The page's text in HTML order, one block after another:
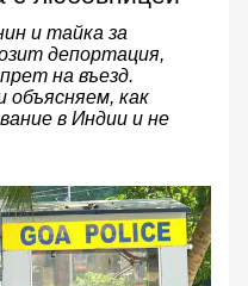
и тайка за
депортация,
на въезд.
объясняем, как
в Индии и не